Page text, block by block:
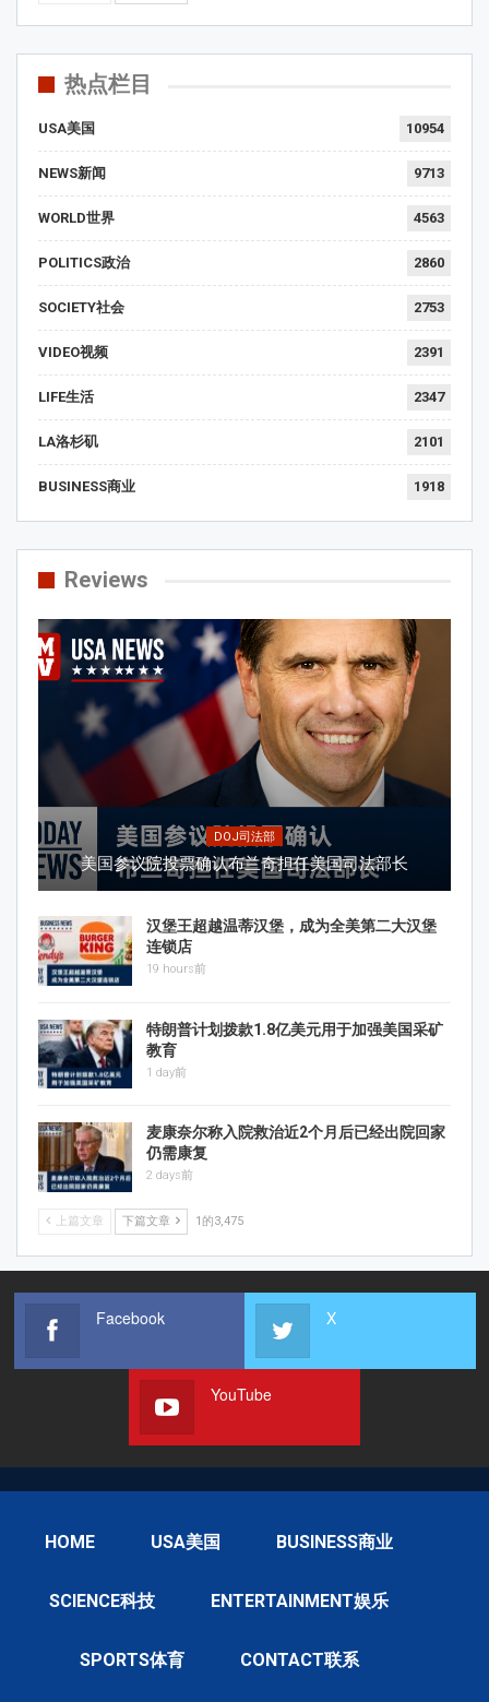
热点栏目
USA美国 10954
NEWS新闻 9713
WORLD世界 4563
POLITICS政治 2860
SOCIETY社会 2753
VIDEO视频 2391
LIFE生活 2347
LA洛杉矶 2101
BUSINESS商业 1918
Reviews
DOJ司法部
美国参议院投票确认布兰奇担任美国司法部长
汉堡王超越温蒂汉堡，成为全美第二大汉堡
连锁店
19 hours前
特朗普计划拨款1.8亿美元用于加强美国采矿
教育
1 day前
麦康奈尔称入院救治近2个月后已经出院回家
仍需康复
2 days前
上篇文章 下篇文章 1的3,475
Facebook X
YouTube
HOME USA美国 BUSINESS商业
SCIENCE科技 ENTERTAINMENT娱乐
SPORTS体育 CONTACT联系